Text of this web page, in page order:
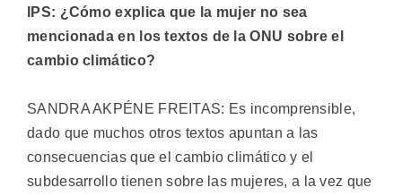
IPS: ¿Cómo explica que la mujer no sea
mencionada en los textos de la ONU sobre el
cambio climático?
SANDRA AKPÉNE FREITAS: Es incomprensible,
dado que muchos otros textos apuntan a las
consecuencias que el cambio climático y el
subdesarrollo tienen sobre las mujeres, a la vez que